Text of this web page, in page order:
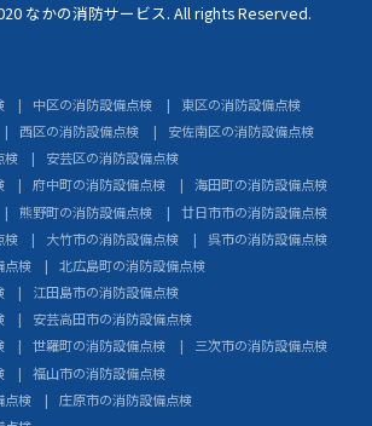
なかの消防サービス. All rights Reserved.
中区の消防設備点検
東区の消防設備点検
西区の消防設備点検
安佐南区の消防設備点検
検
安芸区の消防設備点検
府中町の消防設備点検
海田町の消防設備点検
熊野町の消防設備点検
廿日市市の消防設備点検
検
大竹市の消防設備点検
呉市の消防設備点検
点検
北広島町の消防設備点検
江田島市の消防設備点検
安芸高田市の消防設備点検
世羅町の消防設備点検
三次市の消防設備点検
福山市の消防設備点検
点検
庄原市の消防設備点検